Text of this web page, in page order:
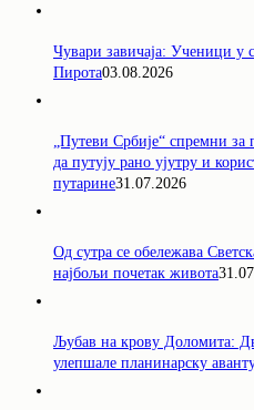
Чувари завичаја: Ученици у
Пирота03.08.2026
„Путеви Србије“ спремни за
да путују рано ујутру и
путарине31.07.2026
Од сутра се обележава
најбољи почетак живота
Љубав на крову Доломита:
улепшале планинарску